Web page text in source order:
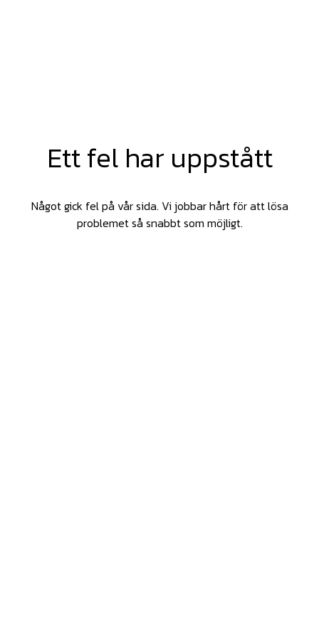
Ett fel har uppstått
Något gick fel på vår sida. Vi jobbar hårt för att lösa
problemet så snabbt som möjligt.